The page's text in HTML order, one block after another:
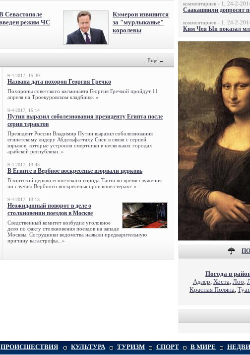
Севастополе
режим ЧС
Кэмерон извинится
за "мурлыканье"
королевы
Ещё →
9-4-2017, 15:30
Названа дата похорон Георгия Гречко
Похороны советского космонавта Георгия Гречкой пройдут 11
апреля на Троекуровском кладбище..»
9-4-2017, 15:14
Путин выразил соболезнования президенту Египта после
серии терактов
Президент России Владимир Путин выразил соболезнования
египетскому лидеру Абдельфаттаху Сиси в связи с серией
взрывов, которые устроили смертники в нескольких городах
арабской республики..»
9-4-2017, 13:45
В Египте в Вербное воскресенье взорвали церковь
В коптской церкви египетского города Танта во время служения
по случаю Вербного воскресенья произошел теракт..»
9-4-2017, 13:13
Неожиданный поворот в деле о
столкновении поездов в Москве
Следственный комитет возбудил уголовное
дело по факту столкновения поездов на западе
Москвы. Сотрудники ведомства назвали предварительную
причину катастрофы...»
комментариев - 1, 24-2-
Саакашвили допросят
комментариев - 1, 24-2-
Ким Чен Ын показал
Погода в
Адлер, Хоста, Лоо,
Красная Поляна,
ПРОИСШЕСТВИЯ КУЛЬТУРА ТУРИЗМ СПОРТ В МИРЕ